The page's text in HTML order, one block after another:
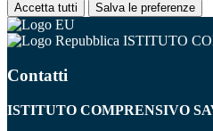
Accetta tutti Salva le preferenze
ISTITUTO
Contatti
ISTITUTO COMPRENSIVO